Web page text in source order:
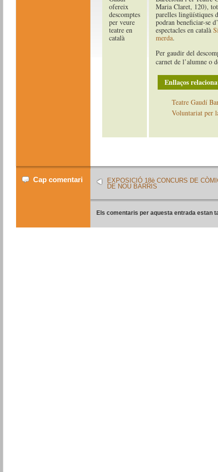
Maria Claret, 120),
parelles lingüístiques
podran beneficiar-se
espectacles en català
merda.
Per gaudir del
carnet de l’alumne o
Enllaços
Teatre Gaudí
Voluntariat per
Cap comentari
EXPOSICIÓ 18è CONCURS DE
DE NOU BARRIS
Els comentaris per aquesta entrada estan